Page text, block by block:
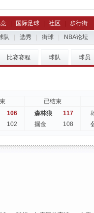
国际足球 社区
步行街
队 选秀 街球 NBA论坛
比赛赛程 球队 球员
106
102
已结束
森林狼
117
掘金
108